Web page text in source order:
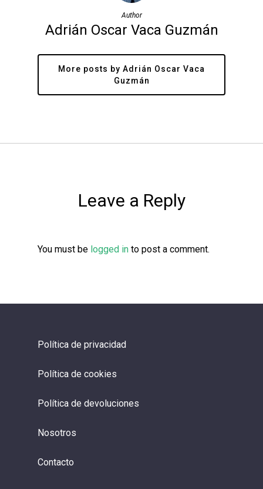
Author
Adrián Oscar Vaca Guzmán
More posts by Adrián Oscar Vaca
Guzmán
Leave a Reply
You must be logged in to post a comment.
Política de privacidad
Política de cookies
Política de devoluciones
Nosotros
Contacto